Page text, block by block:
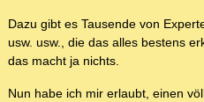
Dazu gibt es Tausende von
usw. usw., die das alles bestens
das macht ja nichts.
Nun habe ich mir erlaubt, einen